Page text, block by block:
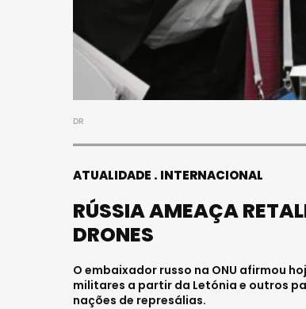
DR
ATUALIDADE INTERNACIONAL
RÚSSIA AMEAÇA
DRONES
O embaixador russo na ONU afirmou
militares a partir da Letónia e outros
nações de represálias.